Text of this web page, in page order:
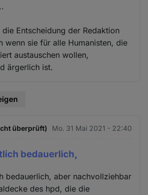
Entscheidung der Redaktion
wenn sie für alle Humanisten, die
austauschen wollen,
ärgerlich ist.
überprüft) Mo. 31 Mai 2021 - 22:40
bedauerlich,
bedauerlich, aber nachvollziehbar
des hpd, die die